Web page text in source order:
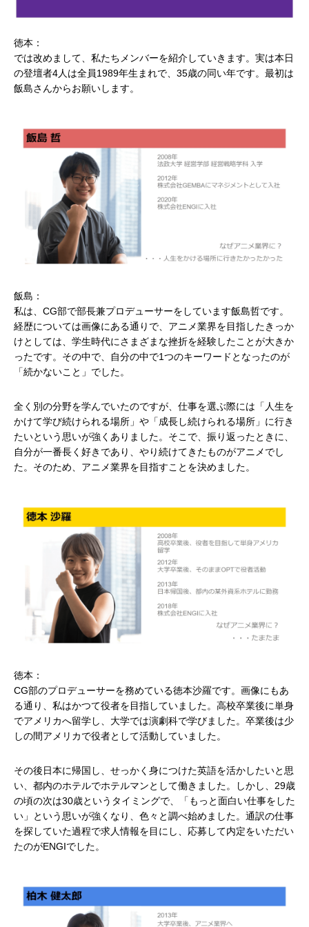
徳本：
では改めまして、私たちメンバーを紹介していきます。実は本日
の登壇者4人は全員1989年生まれで、35歳の同い年です。最初は
飯島さんからお願いします。
飯島：
私は、CG部で部長兼プロデューサーをしています飯島哲です。
経歴については画像にある通りで、アニメ業界を目指したきっか
けとしては、学生時代にさまざまな挫折を経験したことが大きか
ったです。その中で、自分の中で1つのキーワードとなったのが
「続かないこと」でした。
全く別の分野を学んでいたのですが、仕事を選ぶ際には「人生を
かけて学び続けられる場所」や「成長し続けられる場所」に行き
たいという思いが強くありました。そこで、振り返ったときに、
自分が一番長く好きであり、やり続けてきたものがアニメでし
た。そのため、アニメ業界を目指すことを決めました。
徳本：
CG部のプロデューサーを務めている徳本沙羅です。画像にもあ
る通り、私はかつて役者を目指していました。高校卒業後に単身
でアメリカへ留学し、大学では演劇科で学びました。卒業後は少
しの間アメリカで役者として活動していました。
その後日本に帰国し、せっかく身につけた英語を活かしたいと思
い、都内のホテルでホテルマンとして働きました。しかし、29歳
の頃の次は30歳というタイミングで、「もっと面白い仕事をした
い」という思いが強くなり、色々と調べ始めました。通訳の仕事
を探していた過程で求人情報を目にし、応募して内定をいただい
たのがENGIでした。